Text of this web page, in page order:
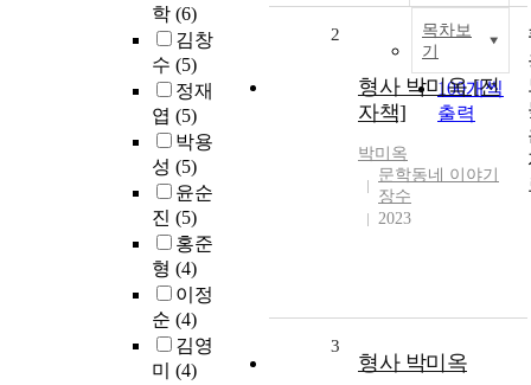
학 (6)
김창
수 (5)
정재
엽 (5)
박용
성 (5)
윤순
진 (5)
홍준
형 (4)
이정
순 (4)
김영
미 (4)
관순
출력
50개씩
출력
100개씩
출력
목차보
기
2
형사 박미옥 [전
자책]
박미옥
문학동네 이야기
장수
2023
3
형사 박미옥